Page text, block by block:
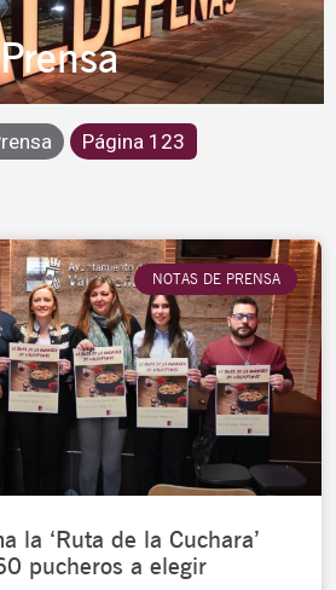
Página 123
NOTAS DE PRENSA
la ‘Ruta de la Cuchara’
pucheros a elegir